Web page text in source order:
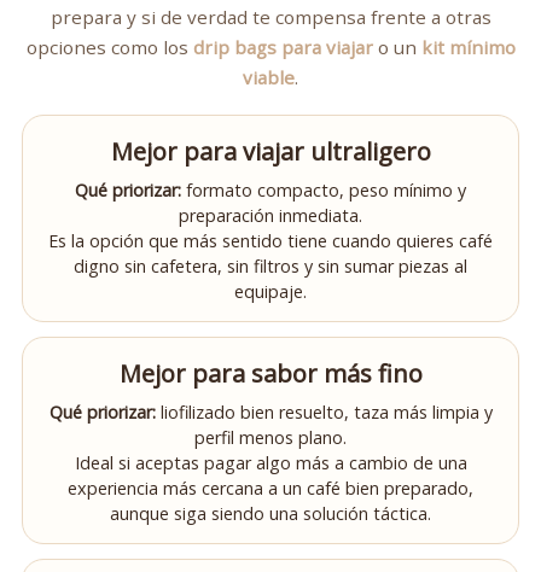
prepara y si de verdad te compensa frente a otras
opciones como los drip bags para viajaro un kit mínimo
viable.
Mejor para viajar ultraligero
Qué priorizar: formato compacto, peso mínimo y
preparación inmediata.
Es la opción que más sentido tiene cuando quieres café
digno sin cafetera, sin filtros y sin sumar piezas al
equipaje.
Mejor para sabor más fino
Qué priorizar:liofilizado bien resuelto, taza más limpia y
perfil menos plano.
Ideal si aceptas pagar algo más a cambio de una
experiencia más cercana a un café bien preparado,
aunque siga siendo una solución táctica.